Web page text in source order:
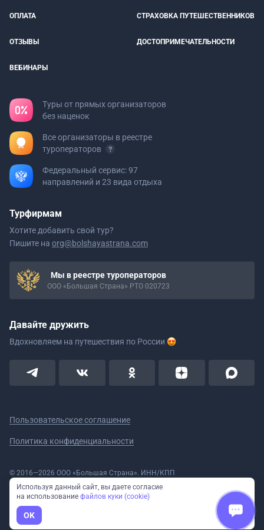
ОПЛАТА СТРАХОВКА ПУТЕШЕСТВЕННИКОВ
ОТЗЫВЫ ДОСТОПРИМЕЧАТЕЛЬНОСТИ
ВЕБИНАРЫ
Туры от прямых организаторов
без наценок
Все организаторы в реестре
туроператоров
Федеральный сервис: 97
направлений и 23 вида отдыха
Турфирмам
Хотите добавить свой тур?
Пишите на org@bolshayastrana.com
Мы в реестре туроператоров
ООО «Большая Страна» РТО 020723
Давайте дружить
Вдохновляем на путешествия по России
Пользовательское соглашение
Политика конфиденциальности
© 2016—2026 ООО «Большая Страна». ИНН/КПП
5908078160/590801001 ОГРН 1185958020533
Номер в реестре Роскомнадзора № 59-18-006319 (Приказ № 321 от
11.10.2018)
Полное или частичное копирование изображений и текстов возможно
только с указанием активной ссылки на сайт Большая Страна.
Используя данный сайт, вы даете согласие
на использование файлов куки (cookie)
OK